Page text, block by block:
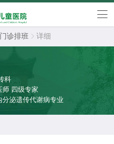
门诊排班  详细
科
师 四级专家
分泌遗传代谢病专业